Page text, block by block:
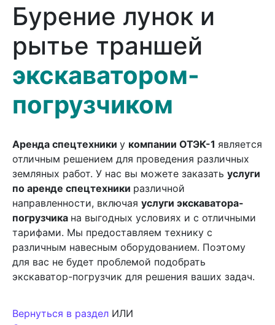
Бурение лунок и
рытье траншей
экскаватором-
погрузчиком
Аренда спецтехники у компании ОТЭК-1 является
отличным решением для проведения различных
земляных работ. У нас вы можете заказать услуги
по аренде спецтехники различной
направленности, включая услуги экскаватора-
погрузчика на выгодных условиях и с отличными
тарифами. Мы предоставляем технику с
различным навесным оборудованием. Поэтому
для вас не будет проблемой подобрать
экскаватор-погрузчик для решения ваших задач.
Вернуться в раздел ИЛИ